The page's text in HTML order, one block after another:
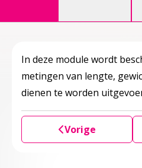
In deze module wordt
metingen van lengte,
dienen te worden
Vorige